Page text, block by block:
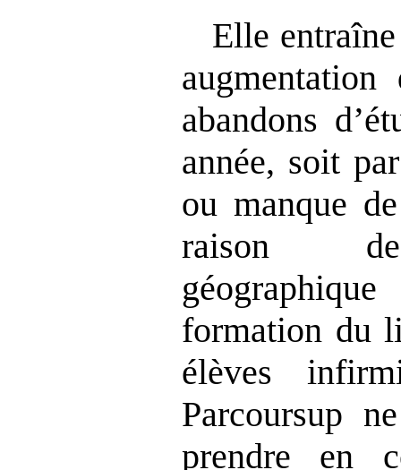
Elle
abandons
année, soit
ou manque
raison de
formation du
élèves
Parcoursup
prendre en